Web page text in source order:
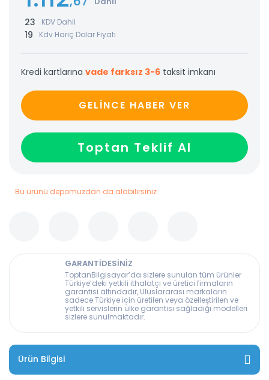
23 KDV Dahil
19 Kdv Hariç Dolar Fiyatı
Kredi kartlarına vade farksız 3-6 taksit imkanı
GELİNCE HABER VER
Toptan Teklif Al
Bu ürünü depomuzdan da alabilirsiniz
GARANTİDESİNİZ
ToptanBilgisayar’da sizlere sunulan tüm ürünler
Türkiye’deki yetkili ithalatçı ve üretici firmaların
garantisi altındadır, Uluslararası markaların
sadece Türkiye için üretilen veya özelleştirilen ve
yetkili servislerin ülke garantisi sağladığı modelleri
sizlere sunulmaktadır.
Ürün Bilgisi